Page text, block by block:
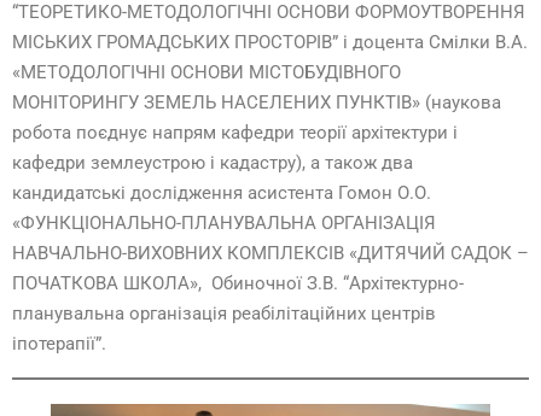
“ТЕОРЕТИКО-МЕТОДОЛОГІЧНІ ОСНОВИ ФОРМОУТВОРЕННЯ
МІСЬКИХ ГРОМАДСЬКИХ ПРОСТОРІВ” і доцента Смілки В.А.
«МЕТОДОЛОГІЧНІ ОСНОВИ МІСТОБУДІВНОГО
МОНІТОРИНГУ ЗЕМЕЛЬ НАСЕЛЕНИХ ПУНКТІВ» (наукова
робота поєднує напрям кафедри теорії архітектури і
кафедри землеустрою і кадастру), а також два
кандидатські дослідження асистента Гомон О.О.
«ФУНКЦІОНАЛЬНО-ПЛАНУВАЛЬНА ОРГАНІЗАЦІЯ
НАВЧАЛЬНО-ВИХОВНИХ КОМПЛЕКСІВ «ДИТЯЧИЙ САДОК –
ПОЧАТКОВА ШКОЛА», Обиночної З.В. “Архітектурно-
планувальна організація реабілітаційних центрів
іпотерапії”.